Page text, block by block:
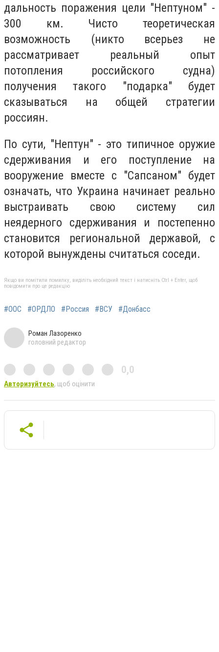
дальность поражения цели "Нептуном" -
300 км. Чисто теоретическая
возможность (никто всерьез не
рассматривает реальный опыт
потопления российского судна)
получения такого "подарка" будет
сказываться на общей стратегии
россиян.
По сути, "Нептун" - это типичное оружие
сдерживания и его поступление на
вооружение вместе с "Сапсаном" будет
означать, что Украина начинает реально
выстраивать свою систему сил
неядерного сдерживания и постепенно
становится региональной державой, с
которой вынуждены считаться соседи.
Якщо ви помітили помилку, виділіть необхідний текст і натисніть Ctrl + Enter, щоб
повідомити про це редакцію
#ООС #ОРДЛО #Россия #ВСУ #Донбасс
Роман Лазоренко
головний редактор
0,0
Авторизуйтесь, щоб оцінити